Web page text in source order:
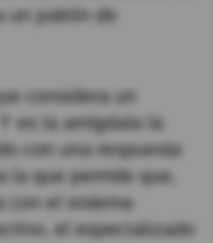
un patrón de
considera un
es la amígdala la
con una respuesta
la que permite que,
con el sistema
el especializado